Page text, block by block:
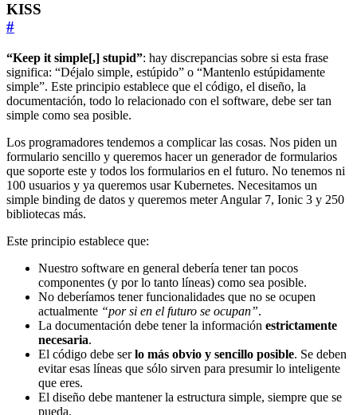
KISS
#
“Keep it simple[,] stupid”: hay discrepancias sobre si esta frase
significa: “Déjalo simple, estúpido” o “Mantenlo estúpidamente
simple”. Este principio establece que el código, el diseño, la
documentación, todo lo relacionado con el software, debe ser tan
simple como sea posible.
Los programadores tendemos a complicar las cosas. Nos piden un
formulario sencillo y queremos hacer un generador de formularios
que soporte este y todos los formularios en el futuro. No tenemos ni
100 usuarios y ya queremos usar Kubernetes. Necesitamos un
simple binding de datos y queremos meter Angular 7, Ionic 3 y 250
bibliotecas más.
Este principio establece que:
Nuestro software en general debería tener tan pocos
componentes (y por lo tanto líneas) como sea posible.
No deberíamos tener funcionalidades que no se ocupen
actualmente “por si en el futuro se ocupan”.
La documentación debe tener la información estrictamente
necesaria.
El código debe serlo más obvio y sencillo posible. Se deben
evitar esas líneas que sólo sirven para presumir lo inteligente
que eres.
El diseño debe mantener la estructura simple, siempre que se
pueda.